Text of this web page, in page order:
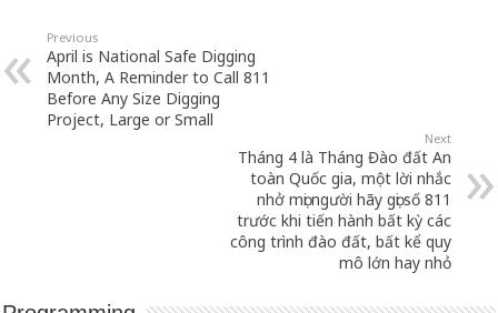
Previous
April is National Safe Digging
Month, A Reminder to Call 811
Before Any Size Digging
Project, Large or Small
Next
Tháng 4 là Tháng Đào đất An
toàn Quốc gia, một lời nhắc
nhở mọi người hãy gọi số 811
trước khi tiến hành bất kỳ các
công trình đào đất, bất kể quy
mô lớn hay nhỏ